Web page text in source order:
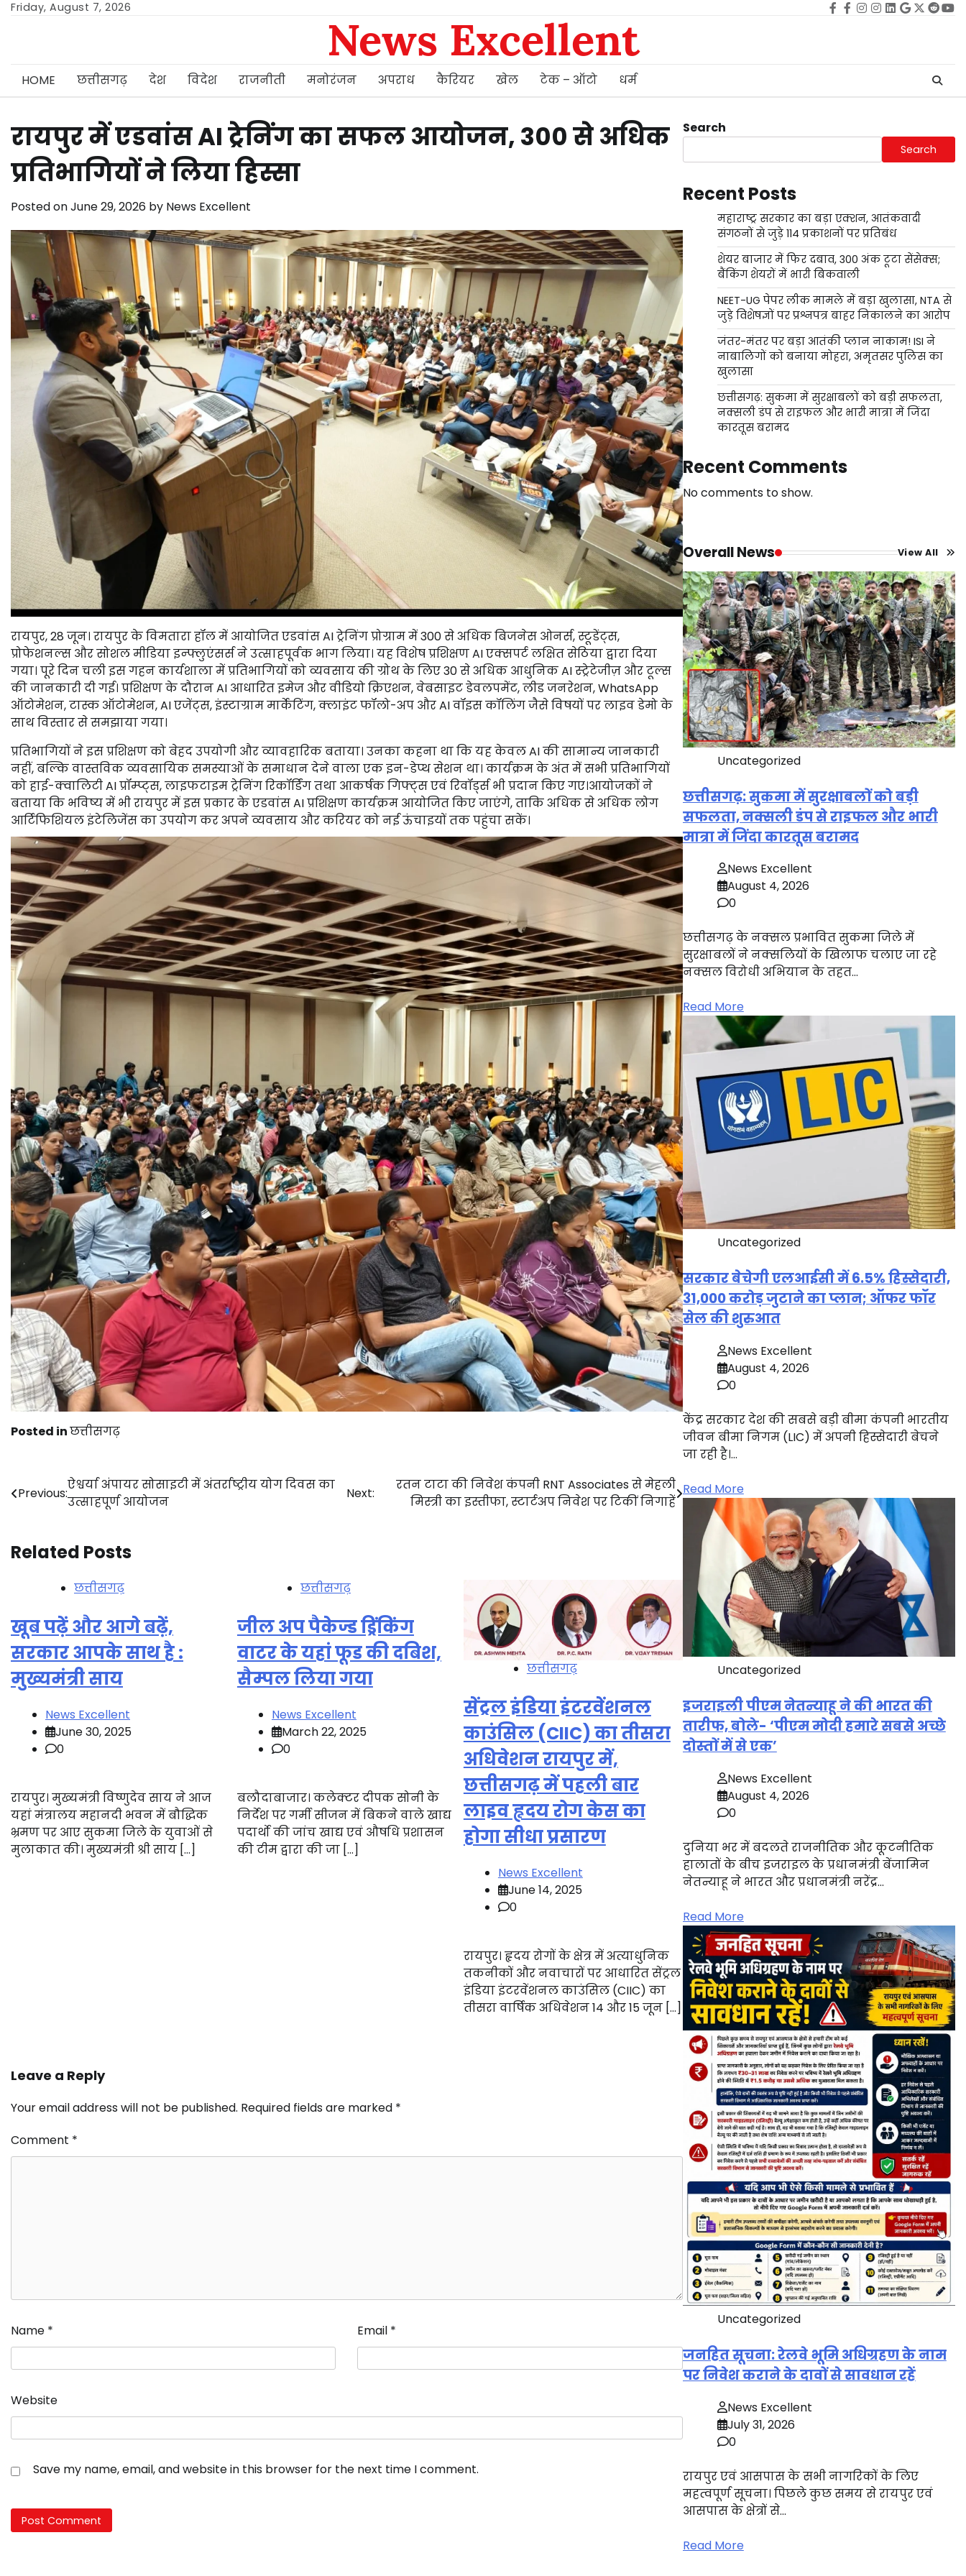
SkipFriday, August 7, 2026 Facebook
facebook
Instagram
instagram
Linkedin
google
Twitter
reddit
News Excellent
HOME छत्तीसगढ़ देश विदेश राजनीती मनोरंजन अपराध कैरियर खेल टेक – ऑटो धर्म
रायपुर में एडवांस AI ट्रेनिंग का सफल आयोजन, 300 से अधिक
प्रतिभागियों ने लिया हिस्सा
Posted onJune 29, 2026 by News Excellent
रायपुर, 28 जून। रायपुर के विमतारा हॉल में आयोजित एडवांस AI ट्रेनिंग प्रोग्राम में 300 से अधिक बिजनेस ओनर्स, स्टूडेंट्स,
प्रोफेशनल्स और सोशल मीडिया इन्फ्लुएंसर्स ने उत्साहपूर्वक भाग लिया। यह विशेष प्रशिक्षण AI एक्सपर्ट लक्षित सेठिया द्वारा दिया
गया। पूरे दिन चली इस गहन कार्यशाला में प्रतिभागियों को व्यवसाय की ग्रोथ के लिए 30 से अधिक आधुनिक AI स्ट्रेटेजीज़ और टूल्स
की जानकारी दी गई। प्रशिक्षण के दौरान AI आधारित इमेज और वीडियो क्रिएशन, वेबसाइट डेवलपमेंट, लीड जनरेशन, WhatsApp
ऑटोमेशन, टास्क ऑटोमेशन, AI एजेंट्स, इंस्टाग्राम मार्केटिंग, क्लाइंट फॉलो-अप और AI वॉइस कॉलिंग जैसे विषयों पर लाइव डेमो के
साथ विस्तार से समझाया गया।
प्रतिभागियों ने इस प्रशिक्षण को बेहद उपयोगी और व्यावहारिक बताया। उनका कहना था कि यह केवल AI की सामान्य जानकारी
नहीं, बल्कि वास्तविक व्यवसायिक समस्याओं के समाधान देने वाला एक इन-डेप्थ सेशन था। कार्यक्रम के अंत में सभी प्रतिभागियों
को हाई-क्वालिटी AI प्रॉम्प्ट्स, लाइफटाइम ट्रेनिंग रिकॉर्डिंग तथा आकर्षक गिफ्ट्स एवं रिवॉर्ड्स भी प्रदान किए गए।आयोजकों ने
बताया कि भविष्य में भी रायपुर में इस प्रकार के एडवांस AI प्रशिक्षण कार्यक्रम आयोजित किए जाएंगे, ताकि अधिक से अधिक लोग
आर्टिफिशियल इंटेलिजेंस का उपयोग कर अपने व्यवसाय और करियर को नई ऊंचाइयों तक पहुंचा सकें।
Posted inछत्तीसगढ़
Post
navigation
Previous:
ऐश्वर्या अंपायर सोसाइटी में अंतर्राष्ट्रीय योग दिवस का
उत्साहपूर्ण आयोजन
Next:
रतन टाटा की निवेश कंपनी RNT Associates से मेहली
मिस्त्री का इस्तीफा, स्टार्टअप निवेश पर टिकीं निगाहें
Related Posts
छत्तीसगढ़
खूब पढ़ें और आगे बढ़ें,
सरकार आपके साथ है :
मुख्यमंत्री साय
News Excellent
June 30, 2025
0
रायपुर। मुख्यमंत्री विष्णुदेव साय ने आज
यहां मंत्रालय महानदी भवन में बौद्धिक
भ्रमण पर आए सुकमा जिले के युवाओं से
मुलाकात की। मुख्यमंत्री श्री साय […]
छत्तीसगढ़
जील अप पैकेज्ड ड्रिंकिंग
वाटर के यहां फूड की दबिश,
सैम्पल लिया गया
News Excellent
March 22, 2025
0
बलौदाबाजार। कलेक्टर दीपक सोनी के
निर्देश पर गर्मी सीजन में बिकने वाले खाद्य
पदार्थो की जांच खाद्य एवं औषधि प्रशासन
की टीम द्वारा की जा […]
छत्तीसगढ़
सेंट्रल इंडिया इंटरवेंशनल
काउंसिल (CIIC) का तीसरा
अधिवेशन रायपुर में,
छत्तीसगढ़ में पहली बार
लाइव हृदय रोग केस का
होगा सीधा प्रसारण
News Excellent
June 14, 2025
0
रायपुर। हृदय रोगों के क्षेत्र में अत्याधुनिक
तकनीकों और नवाचारों पर आधारित सेंट्रल
इंडिया इंटरवेंशनल काउंसिल (CIIC) का
तीसरा वार्षिक अधिवेशन 14 और 15 जून […]
Leave a Reply
Your email address will not be published. Required fields are marked *
Comment *
Name * Email *
Website
Save my name, email, and website in this browser for the next time I comment.
Search
Search
Recent Posts
महाराष्ट्र सरकार का बड़ा एक्शन, आतंकवादी
संगठनों से जुड़े 114 प्रकाशनों पर प्रतिबंध
शेयर बाजार में फिर दबाव, 300 अंक टूटा सेंसेक्स;
बैंकिंग शेयरों में भारी बिकवाली
NEET-UG पेपर लीक मामले में बड़ा खुलासा, NTA से
जुड़े विशेषज्ञों पर प्रश्नपत्र बाहर निकालने का आरोप
जंतर-मंतर पर बड़ा आतंकी प्लान नाकाम! ISI ने
नाबालिगों को बनाया मोहरा, अमृतसर पुलिस का
खुलासा
छत्तीसगढ़: सुकमा में सुरक्षाबलों को बड़ी सफलता,
नक्सली डंप से राइफल और भारी मात्रा में जिंदा
कारतूस बरामद
Recent Comments
No comments to show.
Overall News View All
Uncategorized
छत्तीसगढ़: सुकमा में सुरक्षाबलों को बड़ी
सफलता, नक्सली डंप से राइफल और भारी
मात्रा में जिंदा कारतूस बरामद
News Excellent
August 4, 2026
0
छत्तीसगढ़ के नक्सल प्रभावित सुकमा जिले में
सुरक्षाबलों ने नक्सलियों के खिलाफ चलाए जा रहे
नक्सल विरोधी अभियान के तहत…
Read More
Uncategorized
सरकार बेचेगी एलआईसी में 6.5% हिस्सेदारी,
31,000 करोड़ जुटाने का प्लान; ऑफर फॉर
सेल की शुरुआत
News Excellent
August 4, 2026
0
केंद्र सरकार देश की सबसे बड़ी बीमा कंपनी भारतीय
जीवन बीमा निगम (LIC) में अपनी हिस्सेदारी बेचने
जा रही है।…
Read More
Uncategorized
इजराइली पीएम नेतन्याहू ने की भारत की
तारीफ, बोले- ‘पीएम मोदी हमारे सबसे अच्छे
दोस्तों में से एक’
News Excellent
August 4, 2026
0
दुनिया भर में बदलते राजनीतिक और कूटनीतिक
हालातों के बीच इजराइल के प्रधानमंत्री बेंजामिन
नेतन्याहू ने भारत और प्रधानमंत्री नरेंद्र…
Read More
Uncategorized
जनहित सूचना: रेलवे भूमि अधिग्रहण के नाम
पर निवेश कराने के दावों से सावधान रहें
News Excellent
July 31, 2026
0
रायपुर एवं आसपास के सभी नागरिकों के लिए
महत्वपूर्ण सूचना। पिछले कुछ समय से रायपुर एवं
आसपास के क्षेत्रों से…
Read More